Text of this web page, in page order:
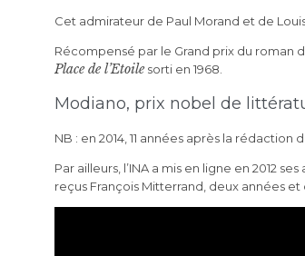
Cet admirateur de Paul Morand et de
Récompensé par le Grand prix du roman
Place de l’Etoilesorti en 1968.
Modiano, prix nobel de
NB : en 2014, 11 années après la
Par ailleurs, l’INA a mis en ligne en 2012
reçus François Mitterrand, deux années